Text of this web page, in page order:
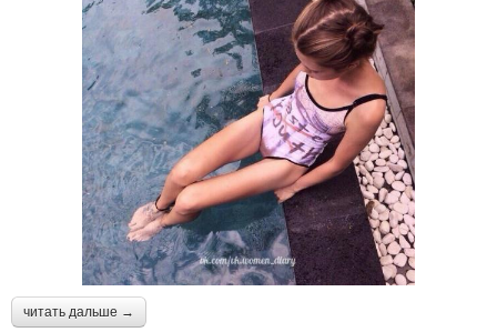
читать дальше →